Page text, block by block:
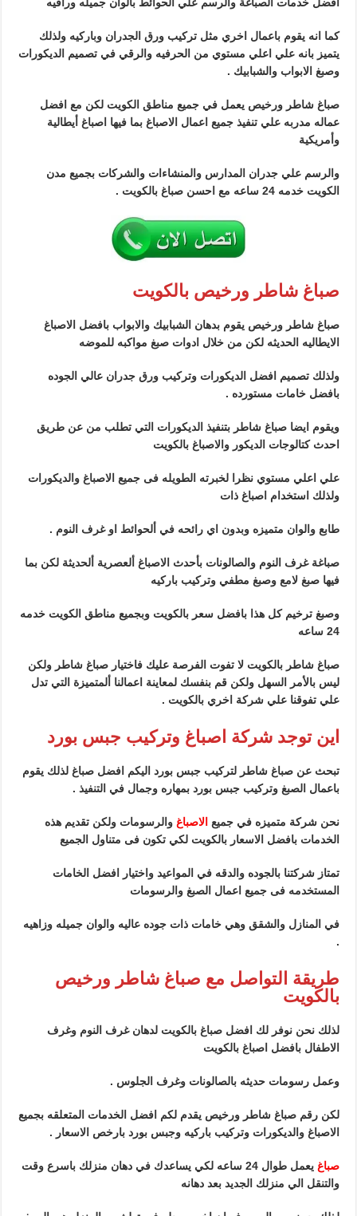
كما انه يقوم باعمال اخري مثل تركيب ورق الجدران وباركيه ولذلك
يتميز بانه علي اعلي مستوي من الحرفيه والرقي في تصميم الديكورات
وصبغ الابواب والشبابيك .
صباغ شاطر ورخيص يعمل في جميع مناطق الكويت لكن مع افضل
عماله مدربه علي تنفيذ جميع اعمال الاصباغ بما فيها اصباغ أيطالية
وأمريكية
والرسم علي جدران المدارس والمنشاءات والشركات بجميع مدن
الكويت خدمه 24 ساعه مع احسن صباغ بالكويت .
صباغ شاطر ورخيص بالكويت
صباغ شاطر ورخيص يقوم بدهان الشبابيك والابواب بافضل الاصباغ
الايطاليه الحديثه لكن من خلال ادوات صبغ مواكبه للموضه
ولذلك تصميم افضل الديكورات وتركيب ورق جدران عالي الجوده
بافضل خامات مستورده .
ويقوم ايضا صباغ شاطر بتنفيذ الديكورات التي تطلب من عن طريق
احدث كتالوجات الديكور والاصباغ بالكويت
علي اعلي مستوي نظرا لخبرته الطويله فى جميع الاصباغ والديكورات
ولذلك استخدام اصباغ ذات
طابع والوان متميزه وبدون اي رائحه في ألحوائط او غرف النوم .
صباغة غرف النوم والصالونات بأحدث الاصباغ ألعصرية ألحديثة لكن بما
فيها صبغ لامع وصبغ مطفي وتركيب باركيه
وصبغ ترخيم كل هذا بافضل سعر بالكويت وبجميع مناطق الكويت خدمه
24 ساعه
صباغ شاطر بالكويت لا تفوت الفرصة عليك فاختيار صباغ شاطر ولكن
ليس بالأمر السهل ولكن قم بنفسك لمعاينة اعمالنا ألمتميزة التي تدل
علي تفوقنا علي شركة اخري بالكويت .
اين توجد شركة اصباغ وتركيب جبس بورد
تبحث عن صباغ شاطر لتركيب جبس بورد اليكم افضل صباغ لذلك يقوم
باعمال الصبغ وتركيب جبس بورد بمهاره وجمال في التنفيذ .
نحن شركة متميزه في جميع الاصباغوالرسومات ولكن تقديم هذه
الخدمات بافضل الاسعار بالكويت لكي تكون فى متناول الجميع
تمتاز شركتنا بالجوده والدقه في المواعيد واختيار افضل الخامات
المستخدمه فى جميع اعمال الصبغ والرسومات
في المنازل والشقق وهي خامات ذات جوده عاليه والوان جميله وزاهيه
.
طريقة التواصل مع صباغ شاطر ورخيص
بالكويت
لذلك نحن نوفر لك افضل صباغ بالكويت لدهان غرف النوم وغرف
الاطفال بافضل اصباغ بالكويت
وعمل رسومات حديثه بالصالونات وغرف الجلوس .
لكن رقم صباغ شاطر ورخيص يقدم لكم افضل الخدمات المتعلقه بجميع
الاصباغ والديكورات وتركيب باركيه وجبس بورد بارخص الاسعار .
صباغ
يعمل طوال 24 ساعه لكي يساعدك في دهان منزلك باسرع وقت
والتنقل الي منزلك الجديد بعد دهانه